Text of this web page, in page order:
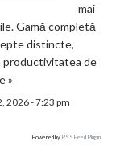
mai
Gamă completă
distincte,
productivitatea de
»
2026 - 7:23 pm
Powered by RSS Feed Plugin